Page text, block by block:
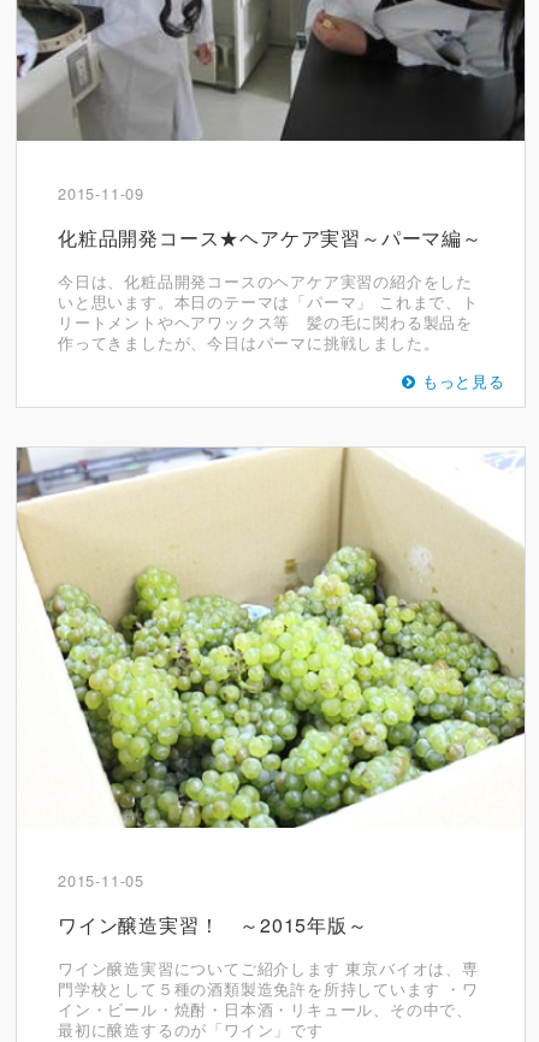
2015-11-09
化粧品開発コース★ヘアケア実習～パーマ編～
今日は、化粧品開発コースのヘアケア実習の紹介をした
いと思います。本日のテーマは「パーマ」 これまで、ト
リートメントやヘアワックス等 髪の毛に関わる製品を
作ってきましたが、今日はパーマに挑戦しました。
もっと見る
2015-11-05
ワイン醸造実習！ ～2015年版～
ワイン醸造実習についてご紹介します 東京バイオは、専
門学校として５種の酒類製造免許を所持しています ・ワ
イン・ビール・焼酎・日本酒・リキュール、その中で、
最初に醸造するのが「ワイン」です